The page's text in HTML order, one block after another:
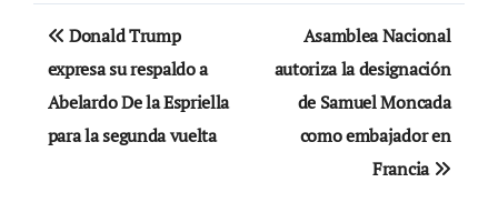
Navegación
de
entradas
Donald Trump
expresa su respaldo a
Abelardo De la Espriella
para la segunda vuelta
Asamblea Nacional
autoriza la designación
de Samuel Moncada
como embajador en
Francia